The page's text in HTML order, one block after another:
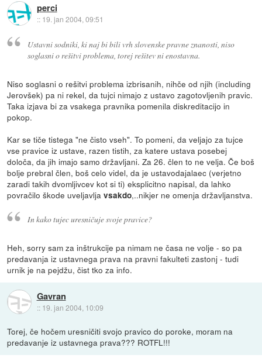
perci
:: 19. jan 2004, 09:51
Ustavni sodniki, ki naj bi bili vrh slovenske pravne znanosti, niso
soglasni o rešitvi problema, torej rešitev ni enostavna.
Niso soglasni o rešitvi problema izbrisanih, nihče od njih (including
Jerovšek) pa ni rekel, da tujci nimajo z ustavo zagotovljenih pravic.
Taka izjava bi za vsakega pravnika pomenila diskreditacijo in
pokop.
Kar se tiče tistega "ne čisto vseh". To pomeni, da veljajo za tujce
vse pravice iz ustave, razen tistih, za katere ustava posebej
določa, da jih imajo samo državljani. Za 26. člen to ne velja. Če boš
bolje prebral člen, boš celo videl, da je ustavodajalaec (verjetno
zaradi takih dvomljivcev kot si ti) eksplicitno napisal, da lahko
povračilo škode uveljavljavsakdo,..nikjer ne omenja državljanstva.
In kako tujec uresničuje svoje pravice?
Heh, sorry sam za inštrukcije pa nimam ne časa ne volje - so pa
predavanja iz ustavnega prava na pravni fakulteti zastonj - tudi
urnik je na pejdžu, čist tko za info.
Gavran
:: 19. jan 2004, 10:09
Torej, če hočem uresničiti svojo pravico do poroke, moram na
predavanje iz ustavnega prava??? ROTFL!!!